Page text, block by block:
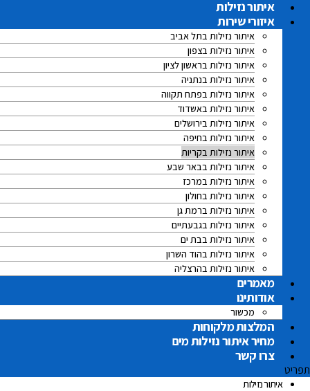
לתוכן
איתור נזילות
איזורי שירות
איתור נזילות בתל אביב
איתור נזילות בצפון
איתור נזילות בראשון לציון
איתור נזילות בנתניה
איתור נזילות בפתח תקווה
איתור נזילות באשדוד
איתור נזילות בירושלים
איתור נזילות בחיפה
איתור נזילות בקריות
איתור נזילות בבאר שבע
איתור נזילות במרכז
איתור נזילות בחולון
איתור נזילות ברמת גן
איתור נזילות בגבעתיים
איתור נזילות בבת ים
איתור נזילות בהוד השרון
איתור נזילות בהרצליה
מאמרים
אודותינו
מכשור
המלצות מלקוחות
מחיר איתור נזילות מים
צרו קשר
תפריט
איתור נזילות